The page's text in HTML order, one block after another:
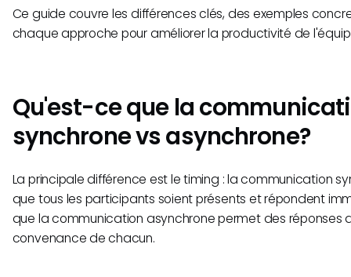
Ce guide couvre les différences clés, des exemples
chaque approche pour améliorer la productivité de
Qu'est-ce que la
synchrone vs asynchrone?
La principale différence est le timing : la communication
que tous les participants soient présents et répondent
que la communication asynchrone permet des réponses
convenance de chacun.